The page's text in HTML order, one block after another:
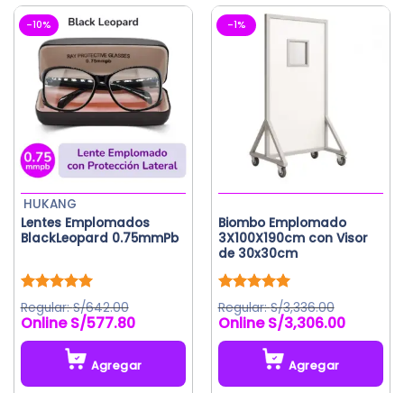
-10%
Lentes Emplomados
BlackLeopard 0.75mmPb
Valorado
con5.00
de 5
HUKANG
S/642.00
El
precio
original
S/642.00.
S/577.80El
precio
es:
S/577.80.
Agregar
-1%
Biombo Emplomado
3X100X190cm con Visor
de 30x30cm
Valorado
con5.00
de 5
S/3,336.00
S/3,306.00
Agregar